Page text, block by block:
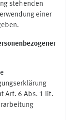
stehenden
einer
Art. 6 Abs. 1 lit.